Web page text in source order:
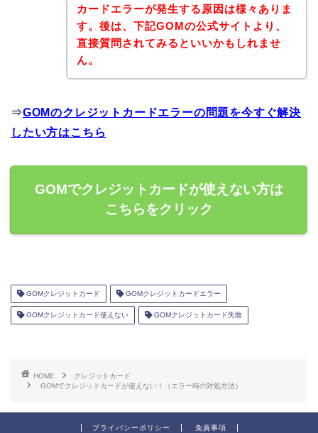
カードエラーが発生する原因は様々ありま
す。後は、下記GOMの公式サイトより、
直接質問されてみるといいかもしれませ
ん。
⇒GOMのクレジットカードエラーの問題を今すぐ解決
したい方はこちら
GOMでクレジットカードが使えない方は
こちらをクリック
GOMクレジットカード GOMクレジットカードエラー
GOMクレジットカード使えない GOMクレジットカード失敗
HOME
クレジットカード
GOMでクレジットカードが使えない！（エラー時の対処方法）
プライバシーポリシー 免責事項